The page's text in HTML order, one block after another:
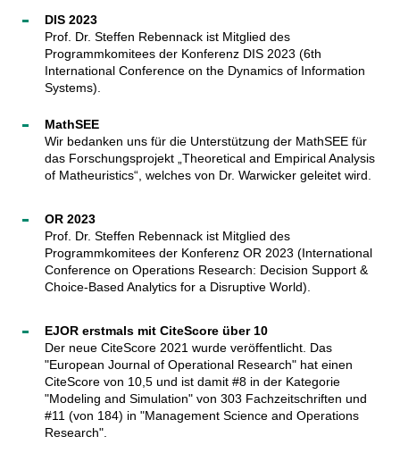
DIS 2023
Prof. Dr. Steffen Rebennack ist Mitglied des
Programmkomitees der Konferenz DIS 2023 (6th
International Conference on the Dynamics of Information
Systems).
MathSEE
Wir bedanken uns für die Unterstützung der MathSEE für
das Forschungsprojekt „Theoretical and Empirical Analysis
of Matheuristics“, welches von Dr. Warwicker geleitet wird.
OR 2023
Prof. Dr. Steffen Rebennack ist Mitglied des
Programmkomitees der Konferenz OR 2023 (International
Conference on Operations Research: Decision Support &
Choice-Based Analytics for a Disruptive World).
EJOR erstmals mit CiteScore über 10
Der neue CiteScore 2021 wurde veröffentlicht. Das
"European Journal of Operational Research" hat einen
CiteScore von 10,5 und ist damit #8 in der Kategorie
"Modeling and Simulation" von 303 Fachzeitschriften und
#11 (von 184) in "Management Science and Operations
Research".